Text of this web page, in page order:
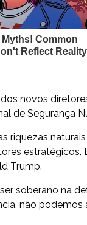
novos
de Segurança
riquezas
estratégicos.
Trump.
soberano na
não